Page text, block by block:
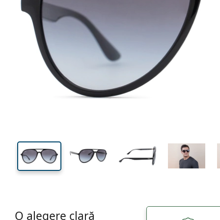
49 mm
Înălțime lentilă
57 mm
Lățimea lentilei
O alegere clară